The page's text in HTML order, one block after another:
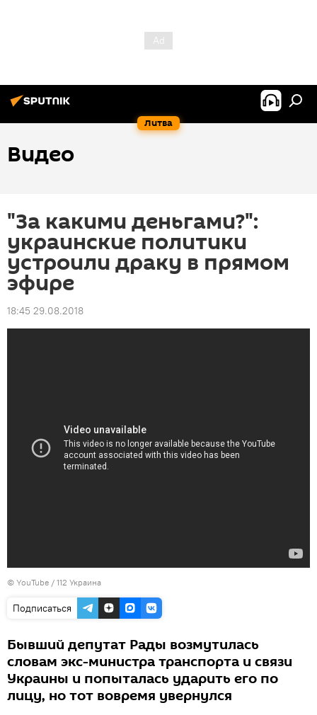
Литва
Видео
"За какими деньгами?":
украинские политики
устроили драку в прямом
эфире
18:45 29.08.2018
© YouTube / 112 Украина
Подписаться
Бывший депутат Рады возмутилась
словам экс-министра транспорта и связи
Украины и попыталась ударить его по
лицу, но тот вовремя увернулся